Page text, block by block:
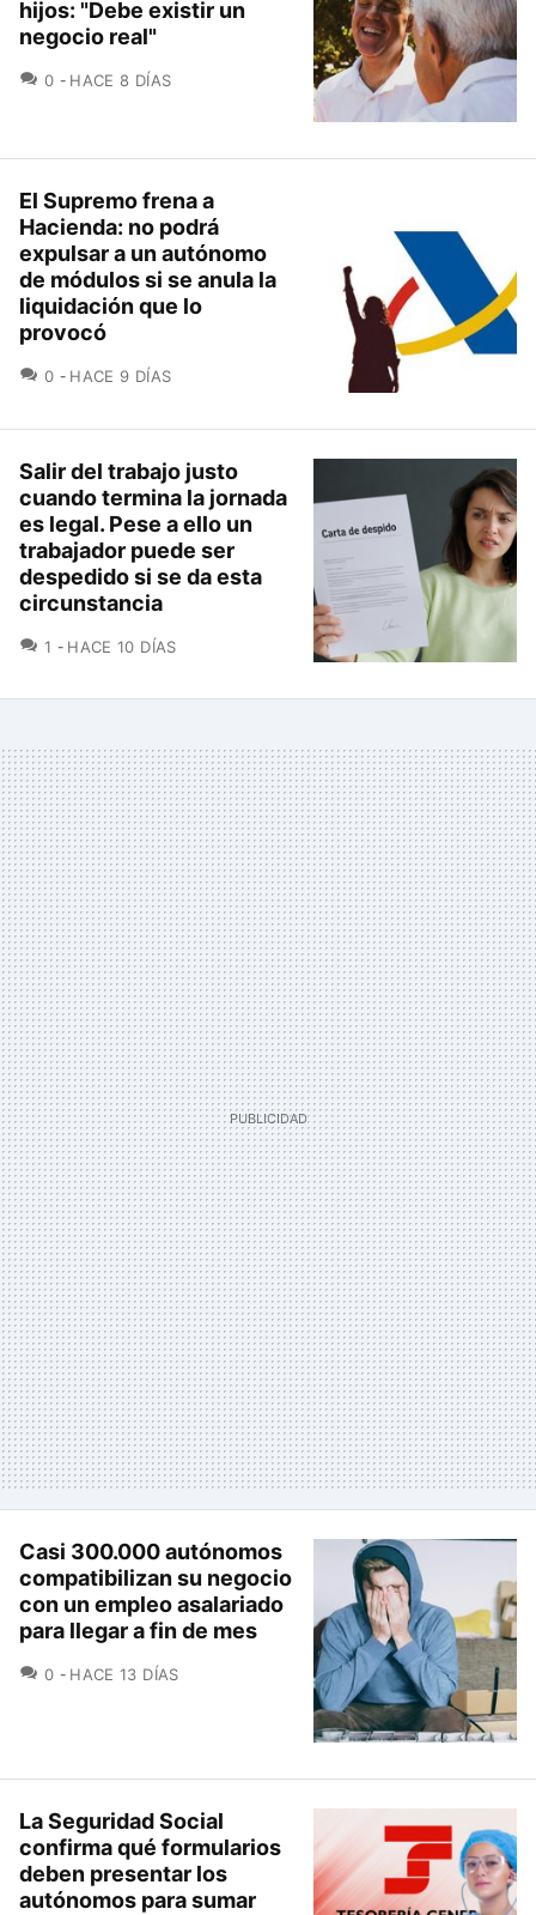
hijos: "Debe existir un
negocio real"
0 COMENTARIOS
HACE 8 DÍAS
El Supremo frena a
Hacienda: no podrá
expulsar a un autónomo
de módulos si se anula la
liquidación que lo
provocó
0 COMENTARIOS
HACE 9 DÍAS
Salir del trabajo justo
cuando termina la jornada
es legal. Pese a ello un
trabajador puede ser
despedido si se da esta
circunstancia
1 COMENTARIOS
HACE 10 DÍAS
Casi 300.000 autónomos
compatibilizan su negocio
con un empleo asalariado
para llegar a fin de mes
0 COMENTARIOS
HACE 13 DÍAS
La Seguridad Social
confirma qué formularios
deben presentar los
autónomos para sumar